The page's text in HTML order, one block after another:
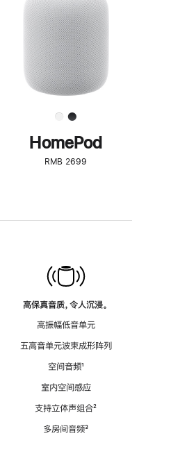
了
解
HomePod<
HomePod
RMB 2699
高保真音质，令人沉浸。
高振幅低音单元
五高音单元波束成形阵列
空间音频脚
¹
室内空间感应
支持立体声组合脚
²
多房间音频脚
³